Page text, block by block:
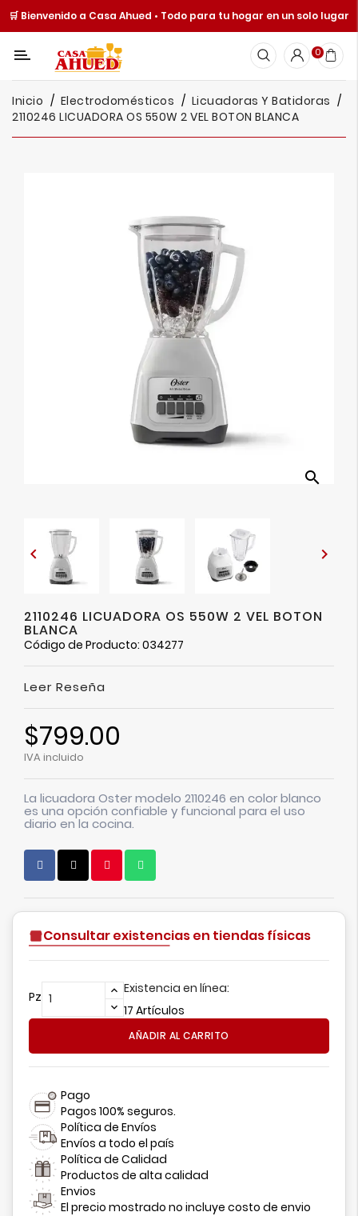
🛒 Bienvenido a Casa Ahued • Todo para tu hogar en un solo lugar
Categoría
Cocina
Y
Mesa
0
Inicio Electrodomésticos
Licuadoras Y Batidoras
2110246 LICUADORA OS 550W 2 VEL BOTON BLANCA
search
 
2110246 LICUADORA OS 550W 2 VEL BOTON
BLANCA
Código de Producto: 034277
Leer Reseña
$799.00
IVA incluido
La licuadora Oster modelo 2110246 en color blanco
es una opción confiable y funcional para el uso
diario en la cocina.
Consultar existencias en tiendas físicas
Pz
Existencia en línea:
17 Artículos
AÑADIR AL CARRITO
Pago
Pagos 100% seguros.
Política de Envíos
Envíos a todo el país
Política de Calidad
Productos de alta calidad
Envios
El precio mostrado no incluye costo de envio